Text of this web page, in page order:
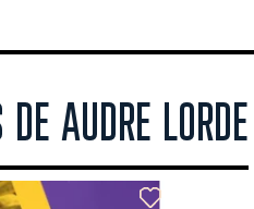
AUDRE LORDE